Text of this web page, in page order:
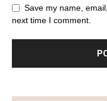
Save my name,
next time I comment.